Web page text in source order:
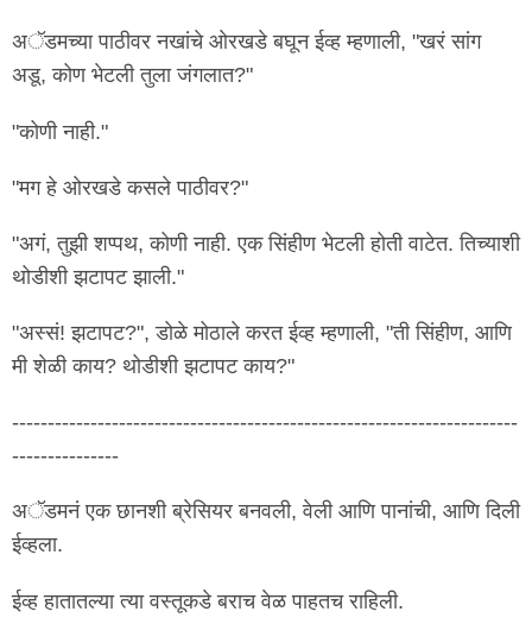
अॅडमच्या पाठीवर नखांचे ओरखडे बघून ईव्ह म्हणाली, "खरं सांग
अडू, कोण भेटली तुला जंगलात?"
"कोणी नाही."
"मग हे ओरखडे कसले पाठीवर?"
"अगं, तुझी शप्पथ, कोणी नाही. एक सिंहीण भेटली होती वाटेत. तिच्याशी
थोडीशी झटापट झाली."
"अस्सं! झटापट?", डोळे मोठाले करत ईव्ह म्हणाली, "ती सिंहीण, आणि
मी शेळी काय? थोडीशी झटापट काय?"
-----------------------------------------------------------------------
---------------
अॅडमनं एक छानशी ब्रेसियर बनवली, वेली आणि पानांची, आणि दिली
ईव्हला.
ईव्ह हातातल्या त्या वस्तूकडे बराच वेळ पाहतच राहिली.